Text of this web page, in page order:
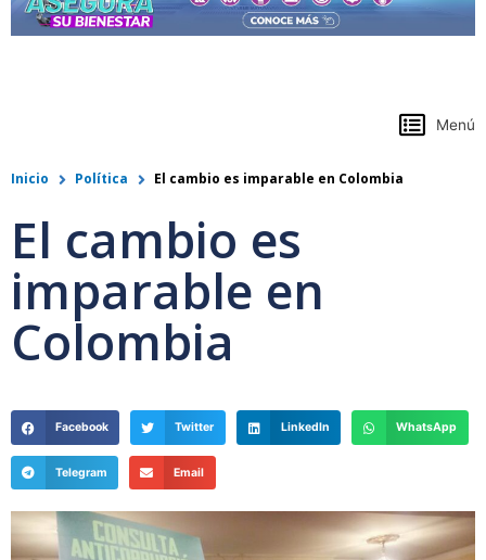
Menú
Inicio Política El cambio es imparable en Colombia
El cambio es
imparable en
Colombia
Facebook Twitter LinkedIn WhatsApp
Telegram Email